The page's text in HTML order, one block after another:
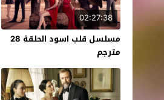
02:27:38
مسلسل قلب اسود الحلقة 28
مترجم